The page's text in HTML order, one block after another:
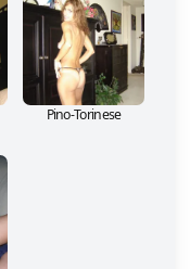
Pino-Torinese